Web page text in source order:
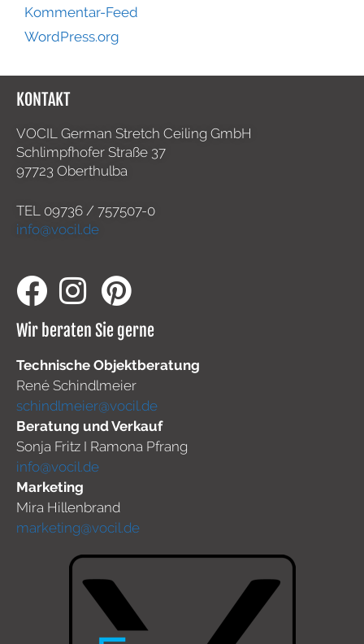
Kommentar-Feed
WordPress.org
KONTAKT
VOCIL German Stretch Ceiling GmbH
Schlimpfhofer Straße 37
97723 Oberthulba
TEL 09736 / 757507-0
info@vocil.de
Wir beraten Sie gerne
Technische Objektberatung
René Schindlmeier
schindlmeier@vocil.de
Beratung und Verkauf
Sonja Fritz I Ramona Pfrang
info@vocil.de
Marketing
Mira Hillenbrand
marketing@vocil.de